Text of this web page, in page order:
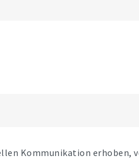
Kommunikation erhoben,